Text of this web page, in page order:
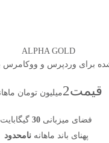
ALPHA GOLD
برای وردپرس و ووکامرس با
قیمت2میلیون تومان
فضای میزبانی 30 گیگابایت
پهنای باند ماهانهنامحدود